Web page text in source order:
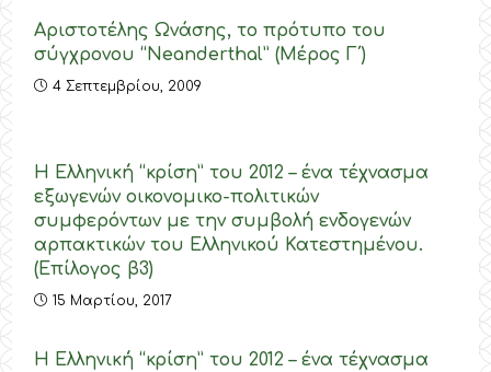
Αριστοτέλης Ωνάσης, το πρότυπο του
σύγχρονου “Neanderthal” (Μέρος Γ΄)
4 Σεπτεμβρίου, 2009
Η Ελληνική “κρίση” του 2012 – ένα τέχνασμα
εξωγενών οικονομικο-πολιτικών
συμφερόντων με την συμβολή ενδογενών
αρπακτικών του Ελληνικού Κατεστημένου.
(Επίλογος β3)
15 Μαρτίου, 2017
Η Ελληνική “κρίση” του 2012 – ένα τέχνασμα